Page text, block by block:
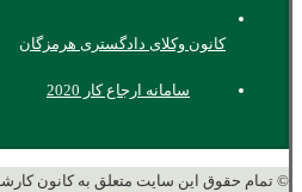
کانون وکلای دادگستری هرمزگان
سامانه ارجاع کار 2020
© تمام حقوق این سایت متعلق به کانون